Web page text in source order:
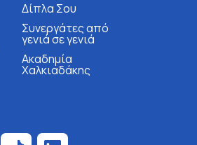
Δίπλα Σου
Συνεργάτες από
γενιά σε γενιά
Ακαδημία
Χαλκιαδάκης